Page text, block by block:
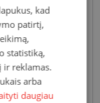
subtiliais
bei
bei medžiagų
pristatyti Jums
drąsiausių
kad
patirtį,
statistiką,
reklamas.
arba
daugiau